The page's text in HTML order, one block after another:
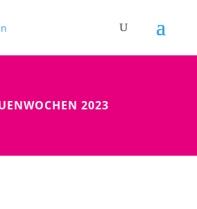
2023